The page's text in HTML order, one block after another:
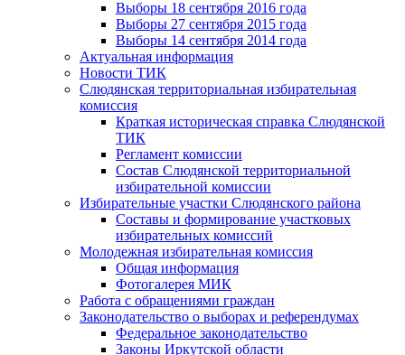
Выборы 18 сентября 2016 года
Выборы 27 сентября 2015 года
Выборы 14 сентября 2014 года
Актуальная информация
Новости ТИК
Слюдянская территориальная избирательная
комиссия
Краткая историческая справка Слюдянской
ТИК
Регламент комиссии
Состав Слюдянской территориальной
избирательной комиссии
Избирательные участки Слюдянского района
Составы и формирование участковых
избирательных комиссий
Молодежная избирательная комиссия
Общая информация
Фотогалерея МИК
Работа с обращениями граждан
Законодательство о выборах и референдумах
Федеральное законодательство
Законы Иркутской области